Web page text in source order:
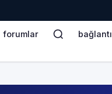
forumlar bağlantı